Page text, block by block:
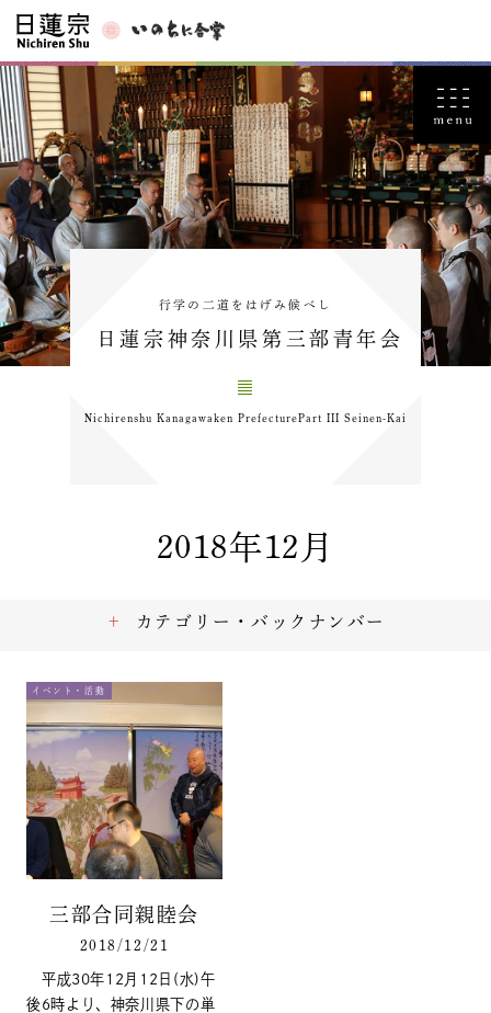
行学の二道をはげみ候べし
日蓮宗神奈川県第三部青年会
Nichirenshu Kanagawaken PrefecturePart III Seinen-Kai
2018年12月
イベント・活動
三部合同親睦会
2018/12/21
平成30年12月12日(水)午
後6時より、神奈川県下の単
カテゴリー・バックナンバー